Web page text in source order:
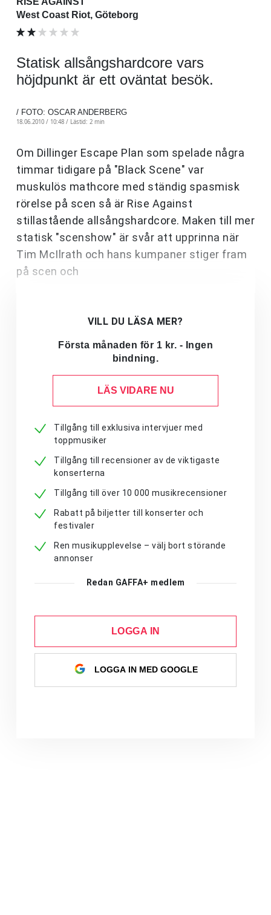
West Coast Riot, Göteborg
Statisk allsångshardcore vars
höjdpunkt är ett oväntat besök.
/ FOTO: OSCAR ANDERBERG
18.06.2010 / 10:48 / Lästid: 2 min
Om Dillinger Escape Plan som spelade några
timmar tidigare på "Black Scene" var
muskulös mathcore med ständig spasmisk
rörelse på scen så är Rise Against
stillastående allsångshardcore. Maken till mer
statisk "scenshow" är svår att upprinna när
Tim McIlrath och hans kumpaner stiger fram
på scen och
VILL DU LÄSA MER?
Första månaden för 1 kr. - Ingen
bindning.
LÄS VIDARE NU
Tillgång till exklusiva intervjuer med
toppmusiker
Tillgång till recensioner av de viktigaste
konserterna
Tillgång till över 10 000 musikrecensioner
Rabatt på biljetter till konserter och
festivaler
Ren musikupplevelse – välj bort störande
annonser
Redan GAFFA+ medlem
LOGGA IN
LOGGA IN MED GOOGLE